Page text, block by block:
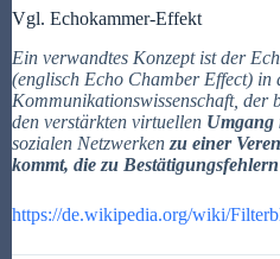
Vgl. Echokammer-Effekt
Ein verwandtes Konzept ist der
(englisch Echo Chamber Effect) in
Kommunikationswissenschaft, der
den verstärkten virtuellen Umgang
sozialen Netzwerken zu einer
kommt, die zu
https://de.wikipedia.org/wiki/